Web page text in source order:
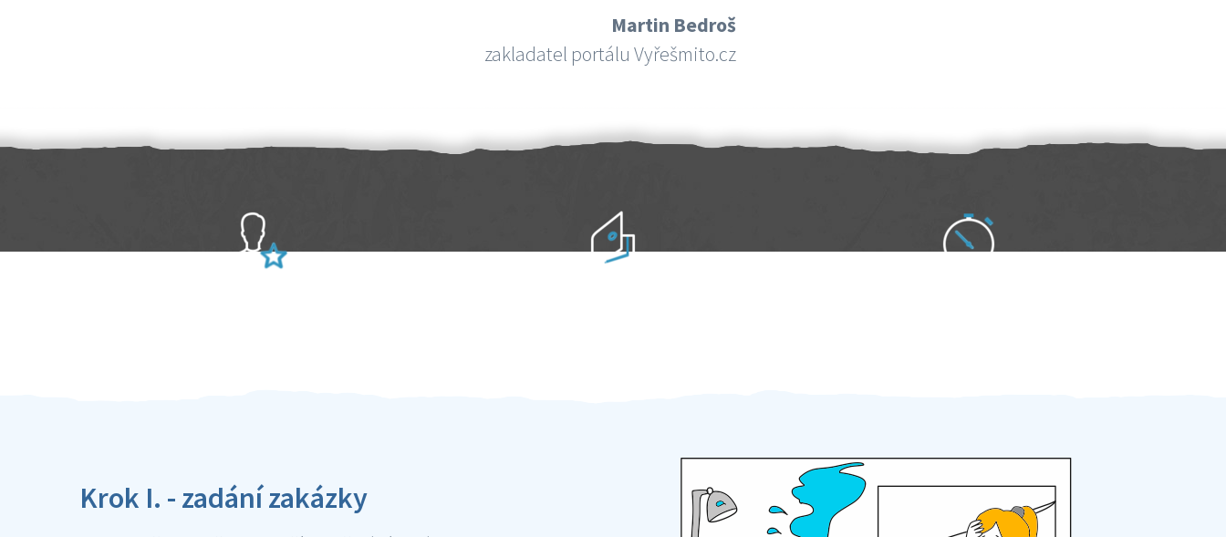
Martin Bedroš
zakladatel portálu Vyřešmito.cz
Krok I. - zadání zakázky